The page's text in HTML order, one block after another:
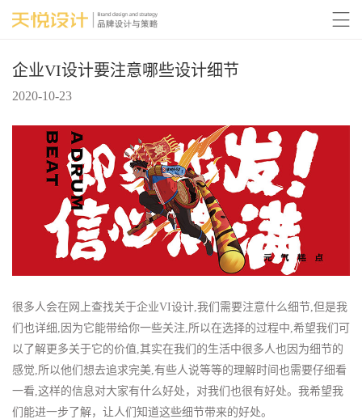

企业VI设计要注意哪些设计细节
2020-10-23
很多人会在网上查找关于企业VI设计,我们需要注意什么细节,但是我
们也详细,因为它能带给你一些关注,所以在选择的过程中,希望我们可
以了解更多关于它的价值,其实在我们的生活中很多人也因为细节的
感觉,所以他们想去追求完美,有些人说等等的理解时间也需要仔细看
一看,这样的信息对大家有什么好处，对我们也很有好处。我希望我
们能进一步了解，让人们知道这些细节带来的好处。